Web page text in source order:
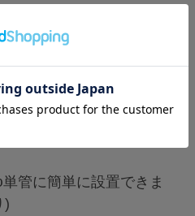
管に簡単に設置できま
)